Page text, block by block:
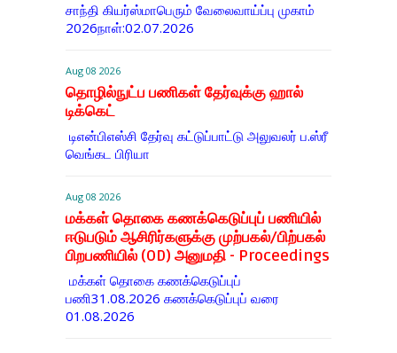
சாந்தி கியர்ஸ்மாபெரும் வேலைவாய்ப்பு முகாம்
2026நாள்:02.07.2026
Aug 08 2026
தொழில்நுட்ப பணிகள் தேர்வுக்கு ஹால் ​
டிக்கெட்
டிஎன்​பிஎஸ்சி தேர்வு கட்​டுப்​பாட்டு அலு​வலர் ப.ஸ்ரீ
வெங்கட பிரியா
Aug 08 2026
மக்கள் தொகை கணக்கெடுப்புப் பணியில்
ஈடுபடும் ஆசிரிர்களுக்கு முற்பகல்/பிற்பகல்
பிறபணியில் (OD) அனுமதி - Proceedings
மக்கள் தொகை கணக்கெடுப்புப்
பணி31.08.2026 கணக்கெடுப்புப் வரை
01.08.2026